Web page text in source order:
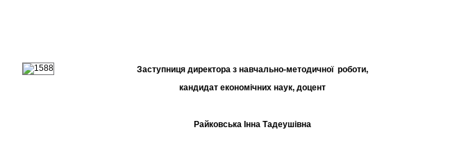
Заступниця директора з навчально-методичної роботи,
кандидат економічних наук, доцент
Райковська Інна Тадеушівна